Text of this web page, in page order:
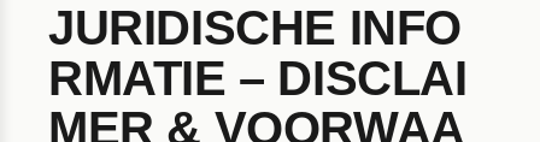
JURIDISCHE INFO
RMATIE – DISCLAI
MER & VOORWAA